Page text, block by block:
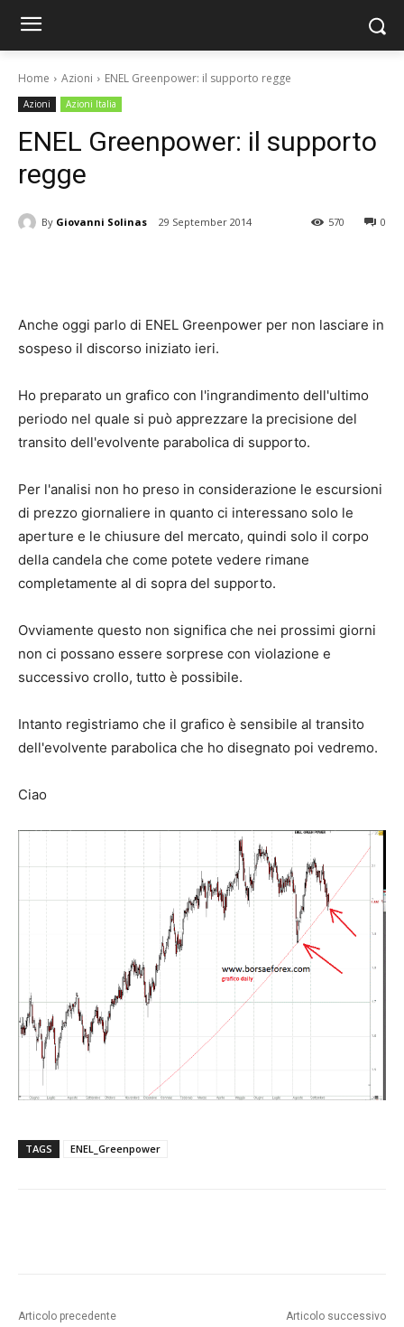
Home Azioni ENEL Greenpower: il supporto regge
Azioni Azioni Italia
ENEL Greenpower: il supporto
regge
By Giovanni Solinas 29 September 2014 0
570
Anche oggi parlo di ENEL Greenpower per non lasciare in
sospeso il discorso iniziato ieri.
Ho preparato un grafico con l'ingrandimento dell'ultimo
periodo nel quale si può apprezzare la precisione del
transito dell'evolvente parabolica di supporto.
Per l'analisi non ho preso in considerazione le escursioni
di prezzo giornaliere in quanto ci interessano solo le
aperture e le chiusure del mercato, quindi solo il corpo
della candela che come potete vedere rimane
completamente al di sopra del supporto.
Ovviamente questo non significa che nei prossimi giorni
non ci possano essere sorprese con violazione e
successivo crollo, tutto è possibile.
Intanto registriamo che il grafico è sensibile al transito
dell'evolvente parabolica che ho disegnato poi vedremo.
Ciao
TAGS ENEL_Greenpower
Articolo precedente Articolo successivo